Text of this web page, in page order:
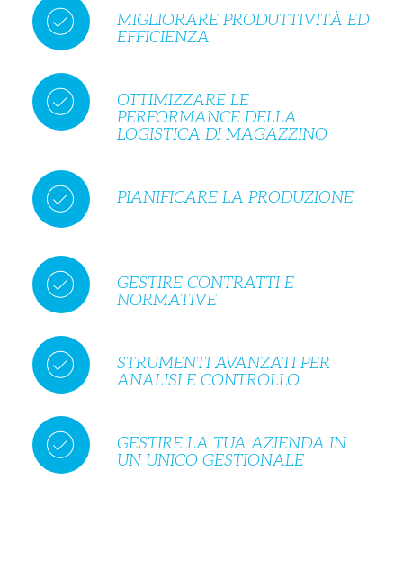
MIGLIORARE PRODUTTIVITÀ ED
EFFICIENZA
OTTIMIZZARE LE
PERFORMANCE DELLA
LOGISTICA DI MAGAZZINO
PIANIFICARE LA PRODUZIONE
GESTIRE CONTRATTI E
NORMATIVE
STRUMENTI AVANZATI PER
ANALISI E CONTROLLO
GESTIRE LA TUA AZIENDA IN
UN UNICO GESTIONALE